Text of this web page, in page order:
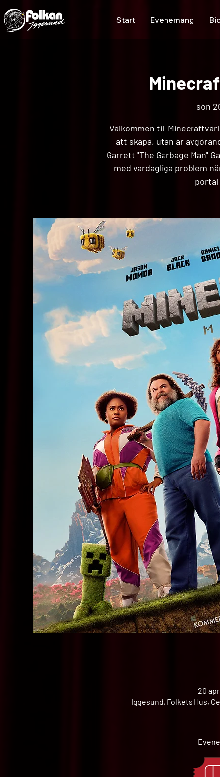
Start Evenemang
sön
Välkommen till
att skapa, utan är
Garrett "The Garbage Man"
med vardagliga problem
portal
20
Iggesund, Folkets Hus,